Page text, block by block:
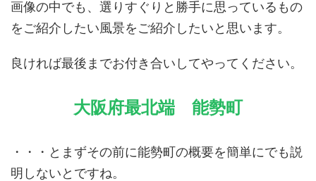
画像の中でも、選りすぐりと勝手に思っているもの
をご紹介したい風景をご紹介したいと思います。
良ければ最後までお付き合いしてやってください。
大阪府最北端 能勢町
・・・とまずその前に能勢町の概要を簡単にでも説
明しないとですね。